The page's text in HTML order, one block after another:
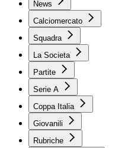
News
Calciomercato
Squadra
La Societa
Partite
Serie A
Coppa Italia
Giovanili
Rubriche